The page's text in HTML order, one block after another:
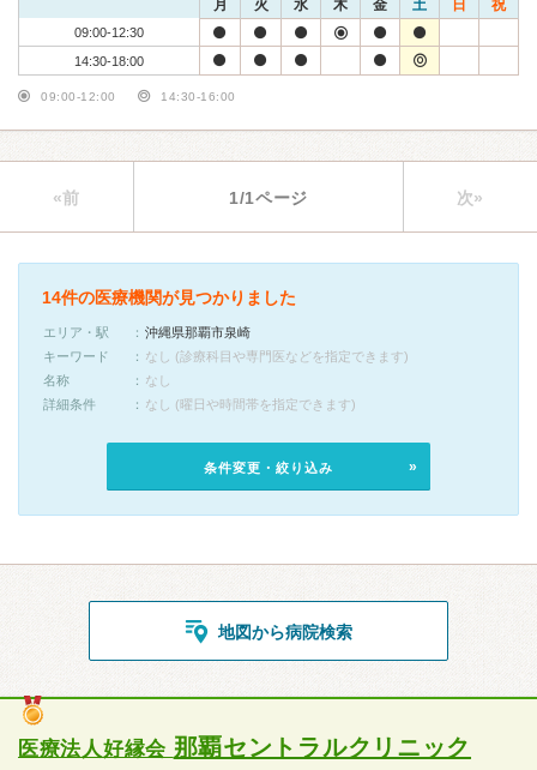
月 火 水 木 金 土 日 祝
09:00-12:30
14:30-18:00
09:00-12:00 14:30-16:00
«前 1/1ページ 次»
14件の医療機関が見つかりました
エリア・駅
沖縄県那覇市泉崎
キーワード
なし (診療科目や専門医などを指定できます)
名称
なし
詳細条件
なし (曜日や時間帯を指定できます)
条件変更・絞り込み
地図から病院検索
医療法人好縁会 那覇セントラルクリニック